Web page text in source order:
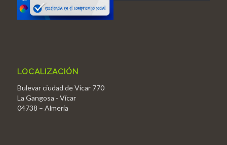
LOCALIZACIÓN
Bulevar ciudad de Vícar 770
La Gangosa - Vícar
04738 – Almería